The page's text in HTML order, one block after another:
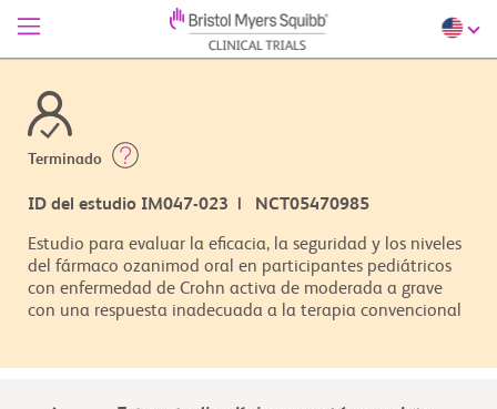
Terminado
ID del estudio IM047-023 | NCT05470985
Estudio para evaluar la eficacia, la seguridad y los niveles
del fármaco ozanimod oral en participantes pediátricos
con enfermedad de Crohn activa de moderada a grave
con una respuesta inadecuada a la terapia convencional